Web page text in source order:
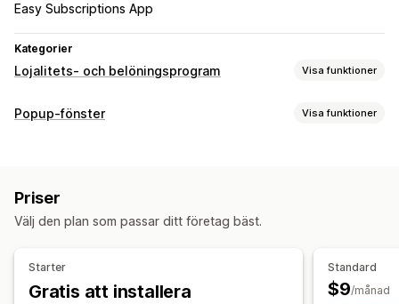
Easy Subscriptions App
Kategorier
Lojalitets- och belöningsprogram Visa funktioner
Programtyper
Belöningar som du kan erbjuda
Poäng
Rabatter Kuponger Gåvor
Presentkort
Medlemsförmåner
Popup-fönster Visa funktioner
Anpassade popup-fönster
Priser
Välj den plan som passar ditt företag bäst.
Starter
Gratis att installera
Standard
$9/månad